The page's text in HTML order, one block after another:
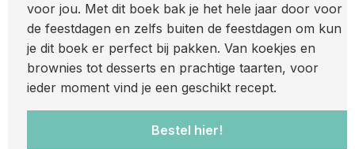
voor jou. Met dit boek bak je het hele jaar door voor
de feestdagen en zelfs buiten de feestdagen om kun
je dit boek er perfect bij pakken. Van koekjes en
brownies tot desserts en prachtige taarten, voor
ieder moment vind je een geschikt recept.
Bestel hier!